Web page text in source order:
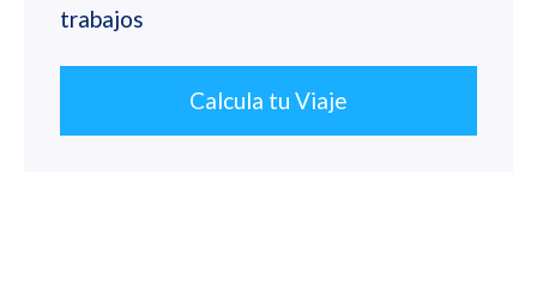
trabajos
Calcula tu Viaje